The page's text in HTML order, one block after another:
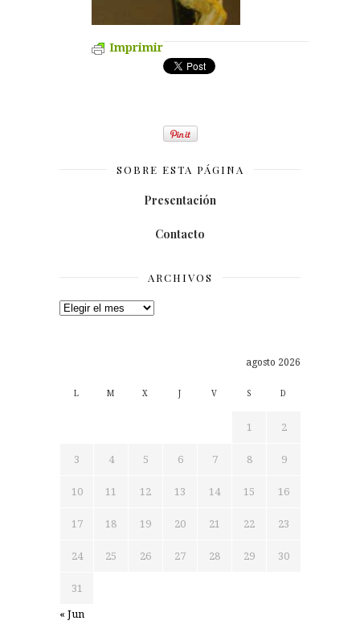
Imprimir
SOBRE ESTA PÁGINA
Presentación
Contacto
ARCHIVOS
Archivos
agosto 2026
L M X J V S D
1 2
3 4 5 6 7 8 9
10 11 12 13 14 15 16
17 18 19 20 21 22 23
24 25 26 27 28 29 30
31
« Jun